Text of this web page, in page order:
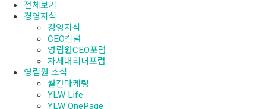
전체보기
경영지식
경영지식
CEO칼럼
영림원CEO포럼
차세대리더포럼
영림원 소식
월간마케팅
YLW Life
YLW OnePage